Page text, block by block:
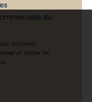
du
autorisez
et traiter les